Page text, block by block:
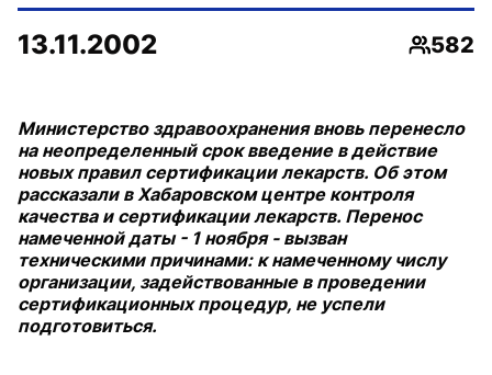
13.11.2002
582
Министерство здравоохранения вновь перенесло
на неопределенный срок введение в действие
новых правил сертификации лекарств. Об этом
рассказали в Хабаровском центре контроля
качества и сертификации лекарств. Перенос
намеченной даты - 1 ноября - вызван
техническими причинами: к намеченному числу
организации, задействованные в проведении
сертификационных процедур, не успели
подготовиться.